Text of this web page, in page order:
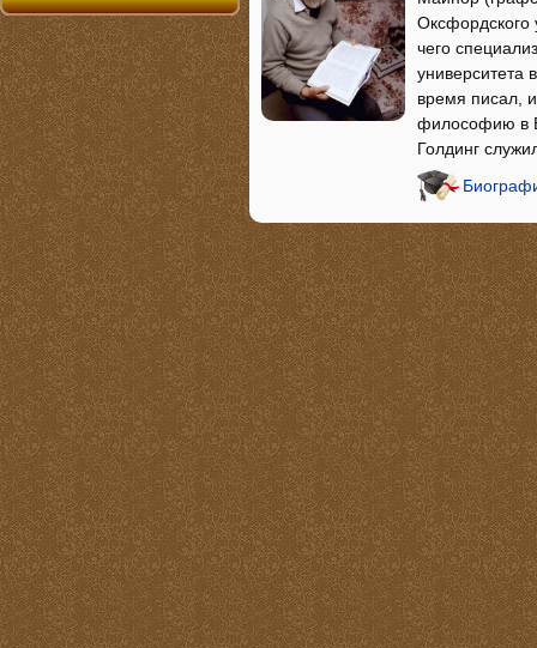
Оксфордского
чего
университета
время писал,
философию в
Голдинг